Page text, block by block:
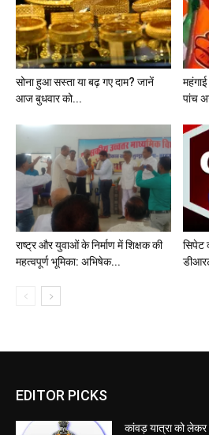
सोना हुआ सस्ता या बढ़ गए दाम? जानें
आज बुधवार को...
पांच
राष्ट्र और युवाओं के निर्माण में शिक्षक की
महत्वपूर्ण भूमिका: अभिषेक...
सिपेट
EDITOR PICKS
कांवड़ यात्रा को